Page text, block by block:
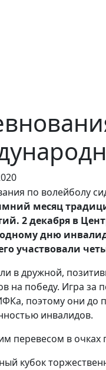
месяц
2 декабря в
дню
участвовали
в дружной,
на победу. Игра за
поэтому они до
инвалидов.
перевесом в очках
кубок